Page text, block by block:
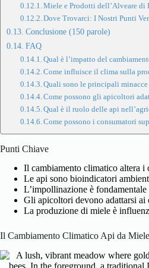
Miele e Prodotti dell’Alveare di
Dove Trovarci: I Nostri Punti
Conclusione (150 parole)
FAQ
Qual è l’impatto del
Come influisce il clima sulla
Quali sono le principali
Come possono gli apicoltori
Qual è il ruolo delle api
Come possono i consumatori
Punti Chiave
Il cambiamento climatico altera i
Le api sono bioindicatori
L’impollinazione è fondamentale
Gli apicoltori devono adattarsi ai
La produzione di miele è
Il Cambiamento Climatico Api da